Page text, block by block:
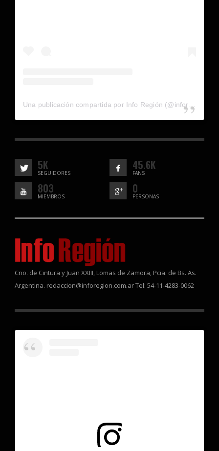
5K
SEGUIDORES
45.6K
FANS
803
MIEMBROS
0
PERSONAS
Cno. de Cintura y Juan XXIII, Lomas de Zamora, Pcia. de Bs. As.
Argentina. redaccion@inforegion.com.ar Tel: 54-11-4283-0062